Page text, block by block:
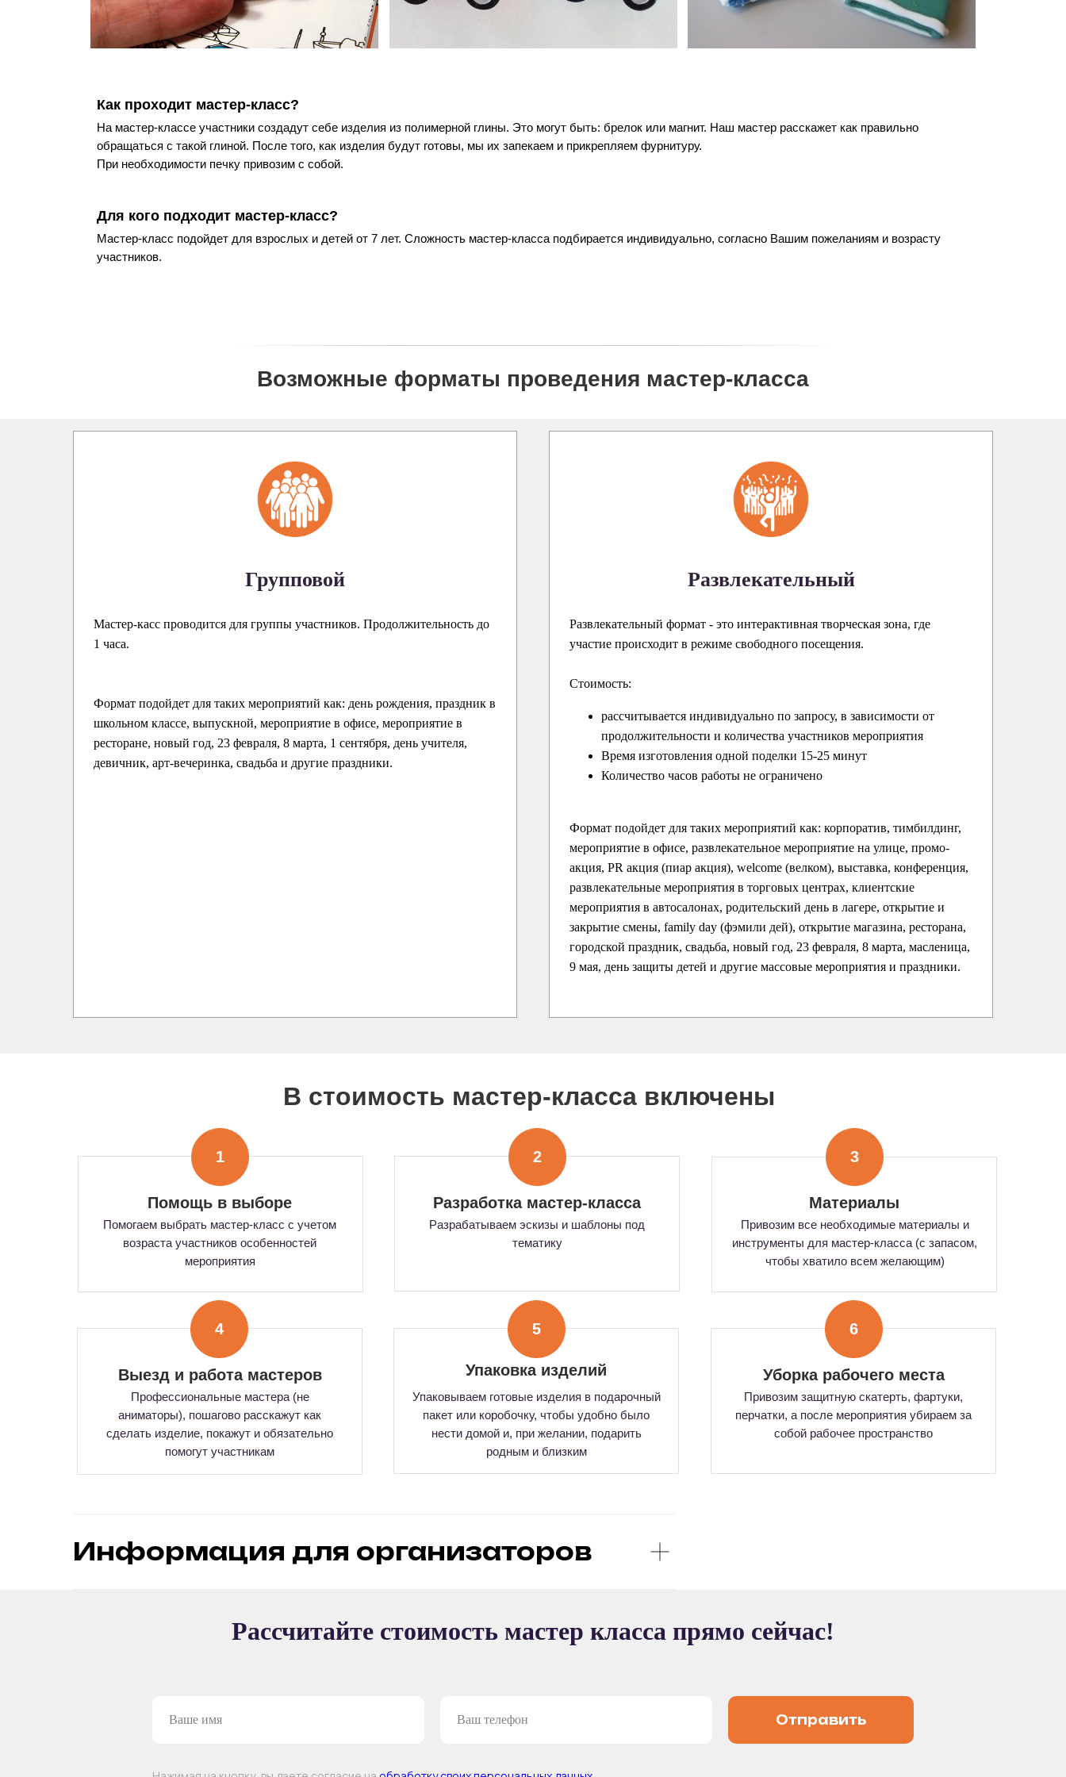
Как проходит мастер-класс?
На мастер-классе участники создадут себе изделия из полимерной глины. Это могут быть: брелок или магнит. Наш мастер расскажет как правильно
обращаться с такой глиной. После того, как изделия будут готовы, мы их запекаем и прикрепляем фурнитуру.
При необходимости печку привозим с собой.
Для кого подходит мастер-класс?
Мастер-класс подойдет для взрослых и детей от 7 лет. Сложность мастер-класса подбирается индивидуально, согласно Вашим пожеланиям и возрасту
участников.
Возможные форматы проведения мастер-класса
Групповой
Мастер-касс проводится для группы участников. Продолжительность до
1 часа.
Формат подойдет для таких мероприятий как: день рождения, праздник в
школьном классе, выпускной, мероприятие в офисе, мероприятие в
ресторане, новый год, 23 февраля, 8 марта, 1 сентября, день учителя,
девичник, арт-вечеринка, свадьба и другие праздники.
Развлекательный
Развлекательный формат - это интерактивная творческая зона, где
участие происходит в режиме свободного посещения.
Стоимость:
рассчитывается индивидуально по запросу, в зависимости от
продолжительности и количества участников мероприятия
Время изготовления одной поделки 15-25 минут
Количество часов работы не ограничено
Формат подойдет для таких мероприятий как: корпоратив, тимбилдинг,
мероприятие в офисе, развлекательное мероприятие на улице, промо-
акция, PR акция (пиар акция), welcome (велком), выставка, конференция,
развлекательные мероприятия в торговых центрах, клиентские
мероприятия в автосалонах, родительский день в лагере, открытие и
закрытие смены, family day (фэмили дей), открытие магазина, ресторана,
городской праздник, свадьба, новый год, 23 февраля, 8 марта, масленица,
9 мая, день защиты детей и другие массовые мероприятия и праздники.
Помощь в выборе
В стоимость мастер-класса включены
Помогаем выбрать мастер-класс с учетом
возраста участников особенностей
мероприятия
1
Разработка мастер-класса
Разрабатываем эскизы и шаблоны под
тематику
2
Материалы
Привозим все необходимые материалы и
инструменты для мастер-класса (с запасом,
чтобы хватило всем желающим)
3
Выезд и работа мастеров
Профессиональные мастера (не
аниматоры), пошагово расскажут как
сделать изделие, покажут и обязательно
помогут участникам
4
Упаковка изделий
Упаковываем готовые изделия в подарочный
пакет или коробочку, чтобы удобно было
нести домой и, при желании, подарить
родным и близким
5
Уборка рабочего места
Привозим защитную скатерть, фартуки,
перчатки, а после мероприятия убираем за
собой рабочее пространство
6
Информация для организаторов
Рассчитайте стоимость мастер класса прямо сейчас!
Отправить
ПРОВЕДЕНИЯ МАСТЕР-КЛАССА